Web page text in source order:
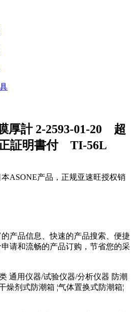
厚計 2-2593-01-20 超
証明書付 TI-56L
ASONE产品，正规亚速旺授权销
产品信息、快速的产品搜索、便捷
请和流畅的产品订购，节省您的采
通用仪器/试验仪器/分析仪器 防潮
燥剂式防潮箱 ¦气体置换式防潮箱¦